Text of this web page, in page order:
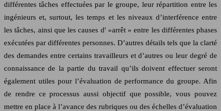
différentes tâches effectuées par le groupe, leur répartition entre les
ingénieurs et, surtout, les temps et les niveaux d’interférence entre
les tâches, ainsi que les causes d' »arrêt » entre les différentes phases
exécutées par différentes personnes. D’autres détails tels que la clarté
des demandes entre certains travailleurs et d’autres ou leur degré de
connaissance de la partie du travail qu’ils doivent effectuer seront
également utiles pour l’évaluation de performance du groupe. Afin
de rendre ce processus aussi objectif que possible, vous pouvez
mettre en place à l’avance des rubriques ou des échelles d’évaluation